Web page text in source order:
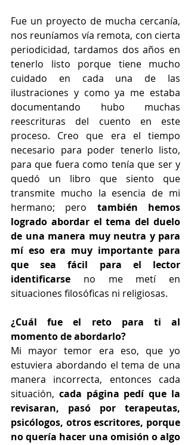
Fue un proyecto de mucha cercanía,
nos reuníamos vía remota, con cierta
periodicidad, tardamos dos años en
tenerlo listo porque tiene mucho
cuidado en cada una de las
ilustraciones y como ya me estaba
documentando hubo muchas
reescrituras del cuento en este
proceso. Creo que era el tiempo
necesario para poder tenerlo listo,
para que fuera como tenía que ser y
quedó un libro que siento que
transmite mucho la esencia de mi
hermano; pero también hemos
logrado abordar el tema del duelo
de una manera muy neutra y para
mí eso era muy importante para
que sea fácil para el lector
identificarse no me metí en
situaciones filosóficas ni religiosas.
¿Cuál fue el reto para ti al
momento de abordarlo?
Mi mayor temor era eso, que yo
estuviera abordando el tema de una
manera incorrecta, entonces cada
situación, cada página pedí que la
revisaran, pasó por terapeutas,
psicólogos, otros escritores, porque
no quería hacer una omisión o algo